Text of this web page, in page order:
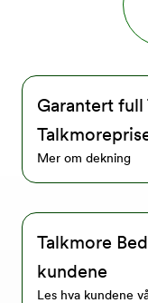
Garantert
Mer om dekning
Talkmore
kundene
Les hva kundene